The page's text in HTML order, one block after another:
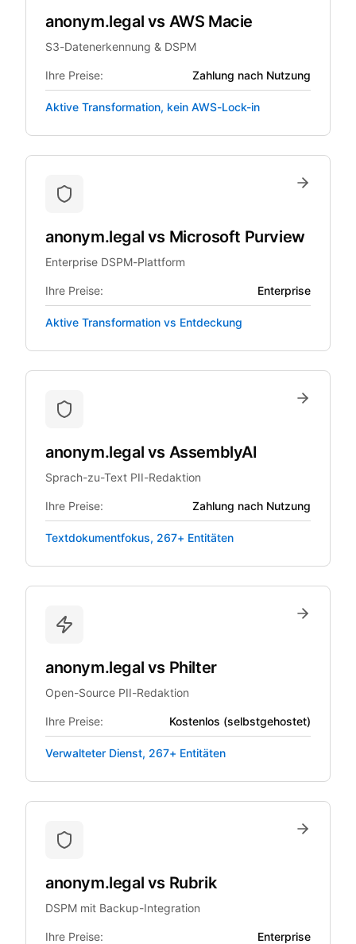
anonym.legal vs AWS Macie
S3-Datenerkennung & DSPM
Ihre Preise: Zahlung nach Nutzung
Aktive Transformation, kein AWS-Lock-in
anonym.legal vs Microsoft Purview
Enterprise DSPM-Plattform
Ihre Preise: Enterprise
Aktive Transformation vs Entdeckung
anonym.legal vs AssemblyAI
Sprach-zu-Text PII-Redaktion
Ihre Preise: Zahlung nach Nutzung
Textdokumentfokus, 267+ Entitäten
anonym.legal vs Philter
Open-Source PII-Redaktion
Ihre Preise: Kostenlos (selbstgehostet)
Verwalteter Dienst, 267+ Entitäten
anonym.legal vs Rubrik
DSPM mit Backup-Integration
Ihre Preise: Enterprise